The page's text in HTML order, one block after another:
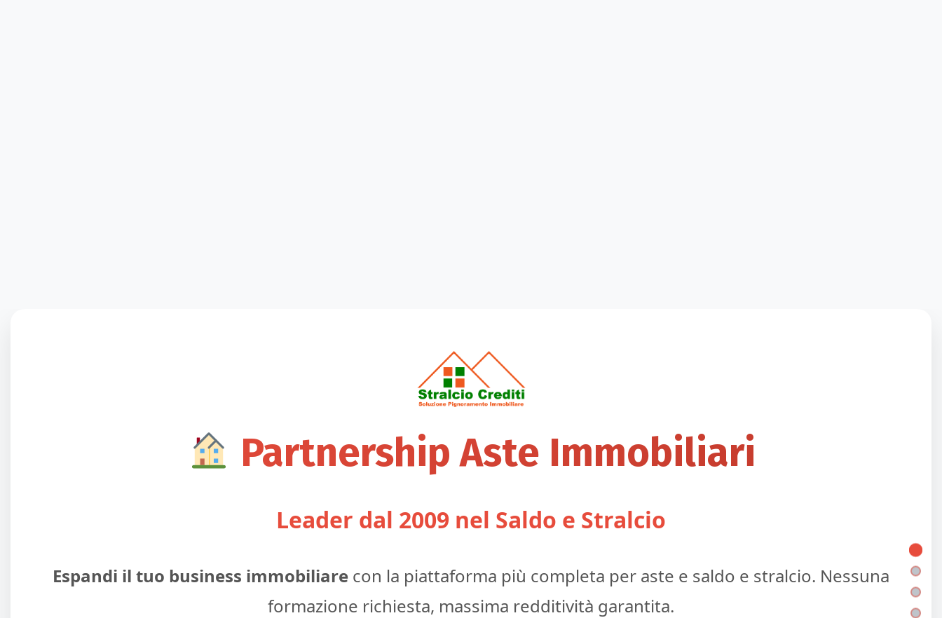
Partnership Aste Immobiliari
Leader dal 2009 nel Saldo e Stralcio
Espandi il tuo business immobiliare con la piattaforma più completa per aste e saldo e stralcio. Nessuna
formazione richiesta, massima redditività garantita.